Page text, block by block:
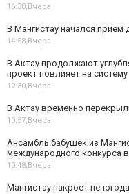
16:30,Вчера
В Мангистау начался прием
14:58,Вчера
В Актау продолжают
проект повлияет на
12:30,Вчера
В Актау временно
10:57,Вчера
Ансамбль бабушек из
международного конкурса
10:48,Вчера
Мангистау накроет